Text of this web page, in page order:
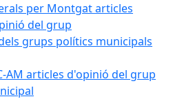
per Montgat articles
del grup
grups polítics municipals
AM articles d'opinió del grup